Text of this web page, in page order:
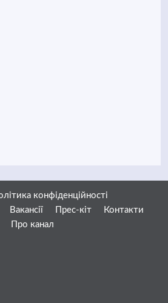
конфіденційності
Вакансії Прес-кіт
Контакти
Про канал